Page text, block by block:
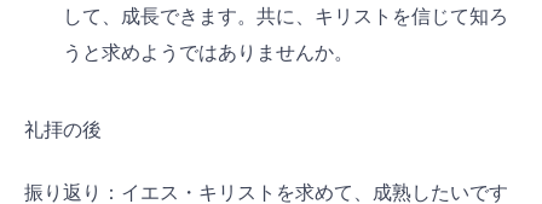
して、成長できます。共に、キリストを信じて知ろ
うと求めようではありませんか。
礼拝の後
振り返り：イエス・キリストを求めて、成熟したいです